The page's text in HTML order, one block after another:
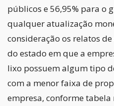
públicos e 56,95% para o
qualquer atualização
consideração os relatos
do estado em que a
lixo possuem algum tipo
com a menor faixa de
empresa, conforme